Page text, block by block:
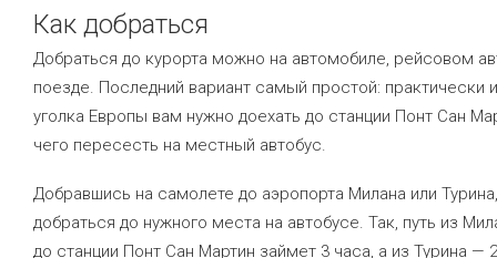
Как добраться
Добраться до курорта можно на автомобиле, рейсовом
поезде. Последний вариант самый простой: практически
уголка Европы вам нужно доехать до станции Понт Сан
чего пересесть на местный автобус.
Добравшись на самолете до аэропорта Милана или
добраться до нужного места на автобусе. Так, путь из
до станции Понт Сан Мартин займет 3 часа, а из Турина —